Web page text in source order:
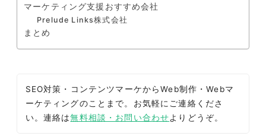
マーケティング支援おすすめ会社
Prelude Links株式会社
まとめ
SEO対策・コンテンツマーケからWeb制作・Webマ
ーケティングのことまで。お気軽にご連絡くださ
い。連絡は無料相談・お問い合わせよりどうぞ。